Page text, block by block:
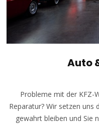
Auto
Probleme mit der KFZ-
Reparatur? Wir setzen uns
gewahrt bleiben und Sie